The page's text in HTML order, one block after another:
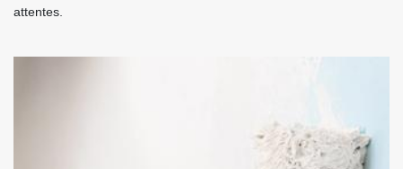
attentes.